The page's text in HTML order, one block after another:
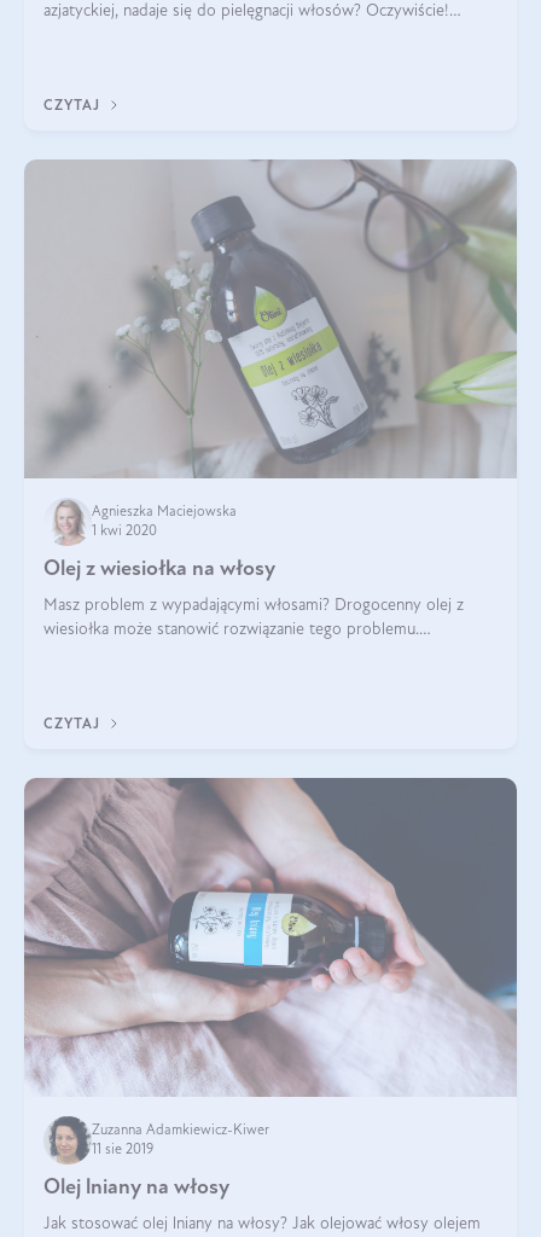
azjatyckiej, nadaje się do pielęgnacji włosów? Oczywiście!
CZYTAJ
Agnieszka Maciejowska
1 kwi 2020
Olej z wiesiołka na włosy
Masz problem z wypadającymi włosami? Drogocenny olej z
wiesiołka może stanowić rozwiązanie tego problemu.
CZYTAJ
Zuzanna Adamkiewicz-Kiwer
11 sie 2019
Olej lniany na włosy
Jak stosować olej lniany na włosy? Jak olejować włosy olejem